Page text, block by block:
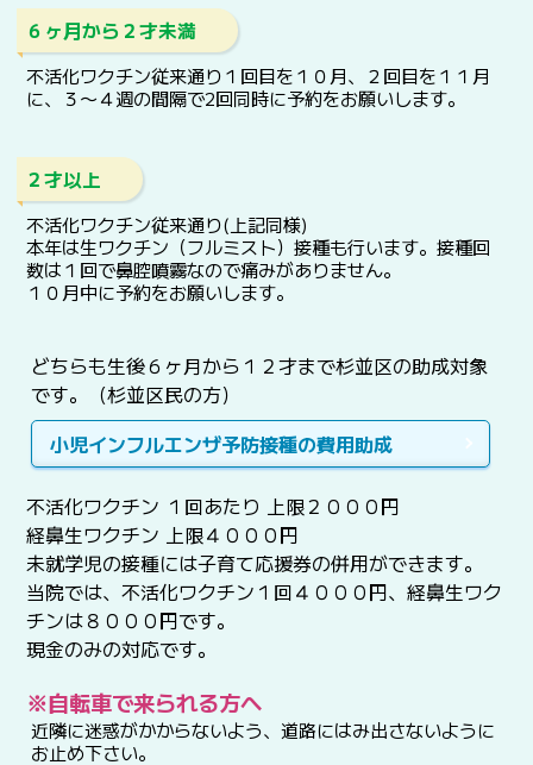
６ヶ月から２才未満
不活化ワクチン従来通り１回目を１０月、２回目を１１月
に、３〜４週の間隔で2回同時に予約をお願いします。
２才以上
不活化ワクチン従来通り(上記同様)
本年は生ワクチン（フルミスト）接種も行います。接種回
数は１回で鼻腔噴霧なので痛みがありません。
１０月中に予約をお願いします。
どちらも生後６ヶ月から１２才まで杉並区の助成対象
です。（杉並区民の方）
小児インフルエンザ予防接種の費用助成
不活化ワクチン １回あたり 上限２０００円
経鼻生ワクチン 上限４０００円
未就学児の接種には子育て応援券の併用ができます。
当院では、不活化ワクチン１回４０００円、経鼻生ワク
チンは８０００円です。
現金のみの対応です。
※自転車で来られる方へ
近隣に迷惑がかからないよう、道路にはみ出さないように
お止め下さい。